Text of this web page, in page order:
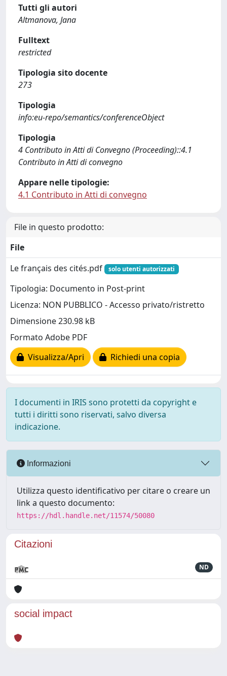
Tutti gli autori
Altmanova, Jana
Fulltext
restricted
Tipologia sito docente
273
Tipologia
info:eu-repo/semantics/conferenceObject
Tipologia
4 Contributo in Atti di Convegno (Proceeding)::4.1
Contributo in Atti di convegno
Appare nelle tipologie:
4.1 Contributo in Atti di convegno
File in questo prodotto:
File
Le français des cités.pdf
solo utenti autorizzati
Tipologia: Documento in Post-print
Licenza: NON PUBBLICO - Accesso privato/ristretto
Dimensione 230.98 kB
Formato Adobe PDF
Visualizza/Apri
Richiedi una copia
I documenti in IRIS sono protetti da copyright e
tutti i diritti sono riservati, salvo diversa
indicazione.
Informazioni
Utilizza questo identificativo per citare o creare un
link a questo documento:
https://hdl.handle.net/11574/50080
Citazioni
ND
social impact